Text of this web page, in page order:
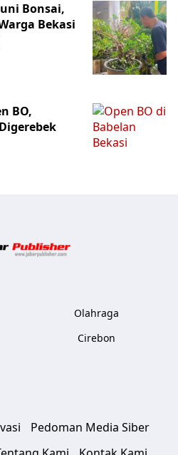
Bonsai,
Bekasi
BO,
Olahraga
Cirebon
Pedoman Media Siber